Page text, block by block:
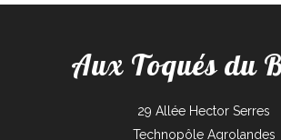
Aux Toqués du
29 Allée Hector Serres
Technopôle Agrolandes